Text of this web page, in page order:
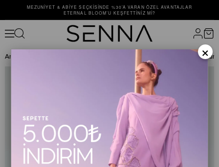
MEZUNIYET & ABIYE SEÇKISINDE %30’A VARAN ÖZEL AVANTAJLAR
ETERNAL BLOOM’U KEŞFETTINIZ MI?
Anasayfa 50006 NATALİ PANTOLON×